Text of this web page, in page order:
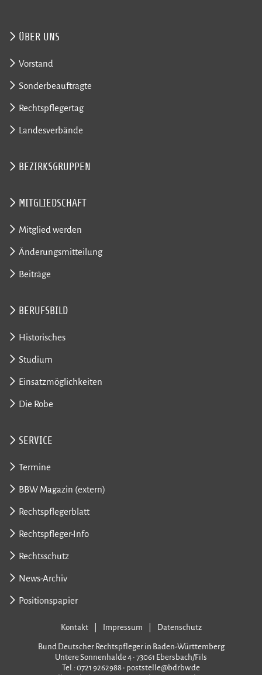
ÜBER UNS
Vorstand
Sonderbeauftragte
Rechtspflegertag
Landesverbände
BEZIRKSGRUPPEN
MITGLIEDSCHAFT
Mitglied werden
Änderungsmitteilung
Beiträge
BERUFSBILD
Historisches
Studium
Einsatzmöglichkeiten
Die Robe
SERVICE
Termine
BBW Magazin (extern)
Rechtspflegerblatt
Rechtspfleger-Info
Rechtsschutz
News-Archiv
Positionspapier
Kontakt Impressum Datenschutz
Bund Deutscher Rechtspfleger in Baden-Württemberg
Untere Sonnenhalde 4 • 73061 Ebersbach/Fils
Tel.: 0721 9262988 • poststelle@bdrbw.de